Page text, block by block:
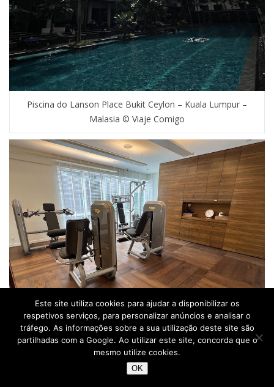
Piscina do Lanson Place Bukit Ceylon – Kuala Lumpur –
Malasia © Viaje Comigo
Ginásio do Lanson Place Bukit Ceylon – Kuala Lumpur –
Malasia © Viaje Comigo
Este site utiliza cookies para ajudar a disponibilizar os
respetivos serviços, para personalizar anúncios e analisar o
tráfego. As informações sobre a sua utilização deste site são
partilhadas com a Google. Ao utilizar este site, concorda que o
mesmo utilize cookies.
OK